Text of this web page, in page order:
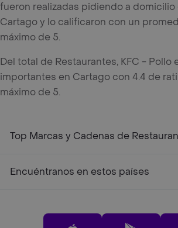
fueron realizadas pidiendo a domicilio
Cartago y lo calificaron con un
máximo de 5.
Del total de Restaurantes, KFC - Pollo
importantes en Cartago con 4.4 de
máximo de 5.
Top Marcas y Cadenas de
Encuéntranos en estos países